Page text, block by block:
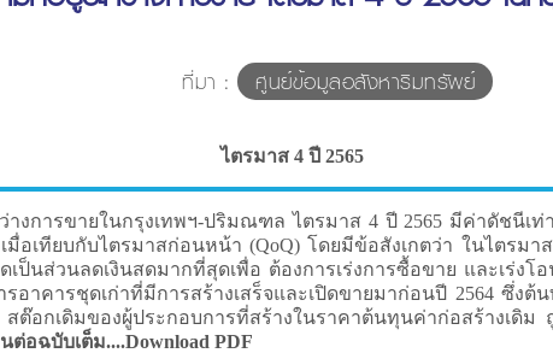
ที่มา : ศูนย์ข้อมูลอสังหาริมทรัพย์
ไตรมาส 4 ปี 2565
ายในกรุงเทพฯ-ปริมณฑล ไตรมาส 4 ปี 2565 มีค่าดัชนีเท่ากับ
อเทียบกับไตรมาสก่อนหน้า (QoQ) โดยมีข้อสังเกตว่า ในไตรมา
เป็นส่วนลดเงินสดมากที่สุดเพื่อ ต้องการเร่งการซื้อขาย และเร่
าคารชุดเก่าที่มีการสร้างเสร็จและเปิดขายมาก่อนปี 2564 ซึ่งต้
อกเดิมของผู้ประกอบการที่สร้างในราคาต้นทุนค่าก่อสร้างเดิม
ต่อฉบับเต็ม....Download PDF